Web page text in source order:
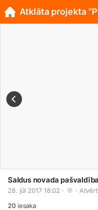
Saldus novada pašvaldība
28. jūl 2017 18:02 · ·
20iesaka